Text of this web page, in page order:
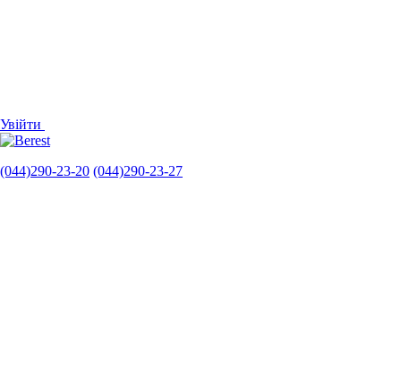
Увійти
(044)290-23-20 (044)290-23-27